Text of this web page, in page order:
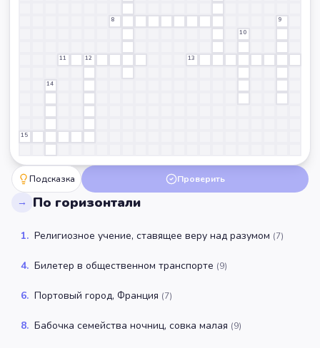
8
9
10
11 12 13
14
15
Подсказка Проверить
→ По горизонтали
1. Религиозное учение, ставящее веру над разумом (7)
4. Билетер в общественном транспорте (9)
6. Портовый город, Франция (7)
8. Бабочка семейства ночниц, совка малая (9)